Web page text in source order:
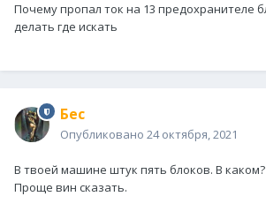
Почему пропал ток на 13 предохранителе
делать где искать
Бес
Опубликовано 24 октября, 2021
В твоей машине штук пять блоков. В каком?
Проще вин сказать.